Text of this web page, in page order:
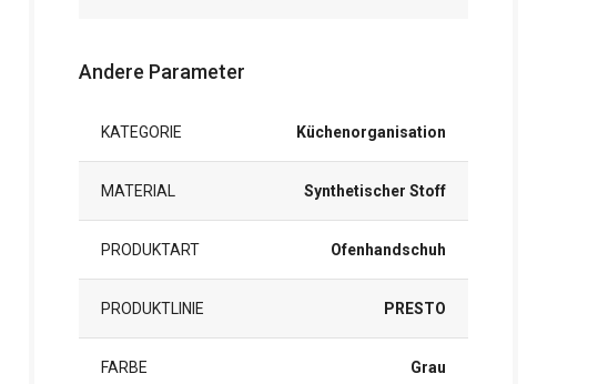
Andere Parameter
KATEGORIE Küchenorganisation
MATERIAL Synthetischer Stoff
PRODUKTART Ofenhandschuh
PRODUKTLINIE PRESTO
FARBE Grau